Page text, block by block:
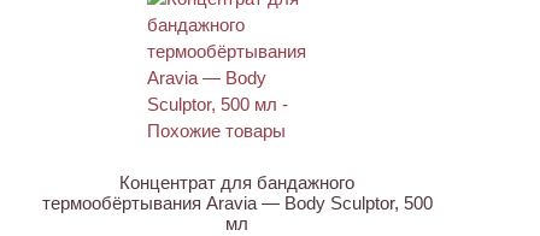
Концентрат для бандажного
термообёртывания Aravia — Body Sculptor, 500
мл